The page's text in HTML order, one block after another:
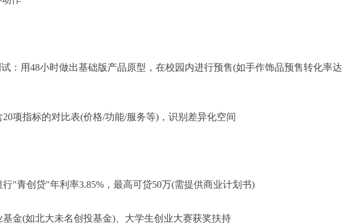
：用48小时做出基础版产品原型，在校园内进行预售(如手作饰品预售转化率达
项指标的对比表(价格/功能/服务等)，识别差异化空间
"青创贷"年利率3.85%，最高可贷50万(需提供商业计划书)
金(如北大未名创投基金)、大学生创业大赛获奖扶持